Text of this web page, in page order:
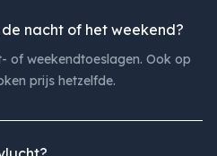
nacht of het weekend?
of weekendtoeslagen. Ook op
prijs hetzelfde.